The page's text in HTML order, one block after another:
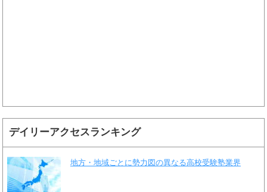
デイリーアクセスランキング
地方・地域ごとに勢力図の異なる高校受験塾業界